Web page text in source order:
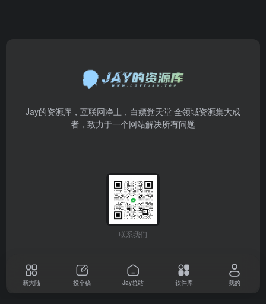
Jay的资源库，互联网净土，白嫖党天堂 全领域资源集大成
者，致力于一个网站解决所有问题
联系我们
新大陆 投个稿 Jay总站 软件库 我的